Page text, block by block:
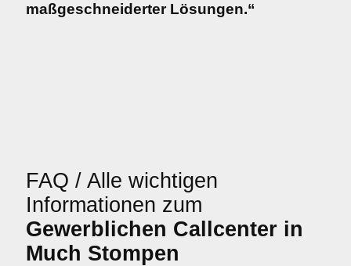
maßgeschneiderter Lösungen.“
FAQ / Alle wichtigen
Informationen zum
Gewerblichen Callcenter in
Much Stompen